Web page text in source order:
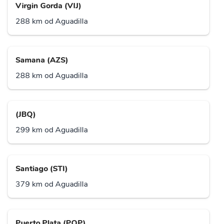
Virgin Gorda (VIJ)
288 km od Aguadilla
Samana (AZS)
288 km od Aguadilla
(JBQ)
299 km od Aguadilla
Santiago (STI)
379 km od Aguadilla